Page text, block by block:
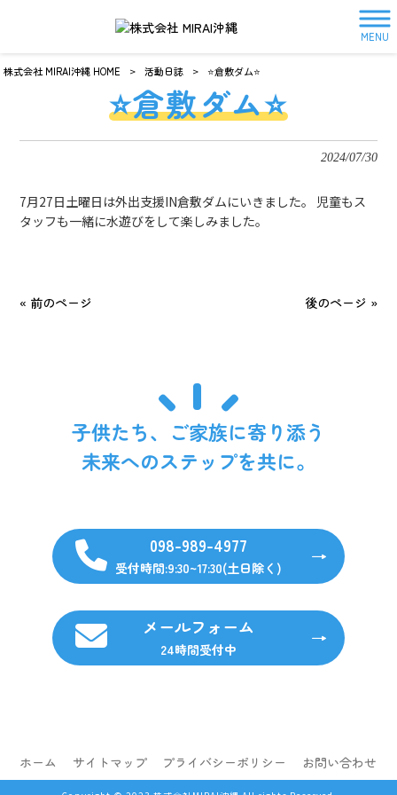
MENU
株式会社 MIRAI沖縄 HOME > 活動日誌 > ⭐️倉敷ダム⭐️
⭐️倉敷ダム⭐️
2024/07/30
7月27日土曜日は外出支援IN倉敷ダムにいきました。 児童もス
タッフも一緒に水遊びをして楽しみました。
« 前のページ 後のページ »
子供たち、ご家族に寄り添う
未来へのステップを共に。
098-989-4977
受付時間:9:30~17:30(土日除く)
メールフォーム
24時間受付中
ホーム サイトマップ プライバシーポリシー お問い合わせ